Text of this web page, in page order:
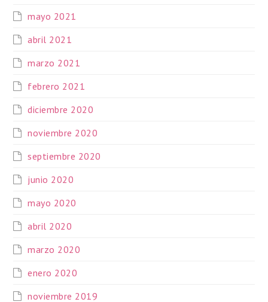
mayo 2021
abril 2021
marzo 2021
febrero 2021
diciembre 2020
noviembre 2020
septiembre 2020
junio 2020
mayo 2020
abril 2020
marzo 2020
enero 2020
noviembre 2019